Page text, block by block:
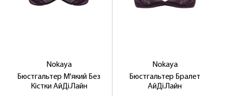
Nokaya
Бюстгальтер М'який Без
Кістки АйДі.Лайн
Nokaya
Бюстгальтер Бралет
АйДі.Лайн